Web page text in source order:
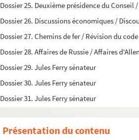
Dossier 25. Deuxième présidence du
Dossier 26. Discussions économiques /
Dossier 27. Chemins de fer / Révision du
Dossier 28. Affaires de Russie / Affaires
Dossier 29. Jules Ferry sénateur
Dossier 30. Jules Ferry sénateur
Dossier 31. Jules Ferry sénateur
Dossier 33. Divers / Distinctions honorifiques
Présentation du contenu